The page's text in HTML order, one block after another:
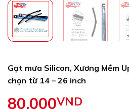
Gạt mưa Silicon, Xương Mềm
chọn từ 14 – 26 inch
80,000VND